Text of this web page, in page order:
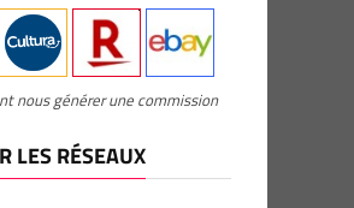
nous générer une commission
LES RÉSEAUX